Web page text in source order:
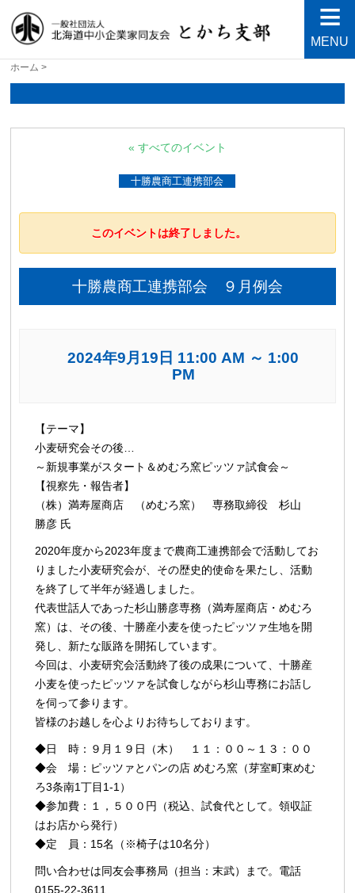
北海道中小企業家同友会と
かち支部
良い会社、良い経営者、よい経営環境づくりを目指し
MENU
ホーム >
« すべてのイベント
十勝農商工連携部会
このイベントは終了しました。
十勝農商工連携部会 ９月例会
2024年9月19日 11:00 AM ～ 1:00
PM
イ
ベ
ン
ト
ナ
ビ
ゲ
ー
シ
ョ
ン
【テーマ】
小麦研究会その後…
～新規事業がスタート＆めむろ窯ピッツァ試食会～
【視察先・報告者】
（株）満寿屋商店 （めむろ窯） 専務取締役 杉山
勝彦 氏
2020年度から2023年度まで農商工連携部会で活動してお
りました小麦研究会が、その歴史的使命を果たし、活動
を終了して半年が経過しました。
代表世話人であった杉山勝彦専務（満寿屋商店・めむろ
窯）は、その後、十勝産小麦を使ったピッツァ生地を開
発し、新たな販路を開拓しています。
今回は、小麦研究会活動終了後の成果について、十勝産
小麦を使ったピッツァを試食しながら杉山専務にお話し
を伺って参ります。
皆様のお越しを心よりお待ちしております。
◆日 時：９月１９日（木） １１：００～１３：００
◆会 場：ピッツァとパンの店 めむろ窯（芽室町東めむ
ろ3条南1丁目1-1）
◆参加費：１，５００円（税込、試食代として。領収証
はお店から発行）
◆定 員：15名（※椅子は10名分）
問い合わせは同友会事務局（担当：末武）まで。電話
0155-22-3611